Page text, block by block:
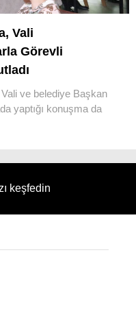
Instagram
Youtube
Vali
Görevli
ve belediye Başkan
yaptığı konuşma da
keşfedin